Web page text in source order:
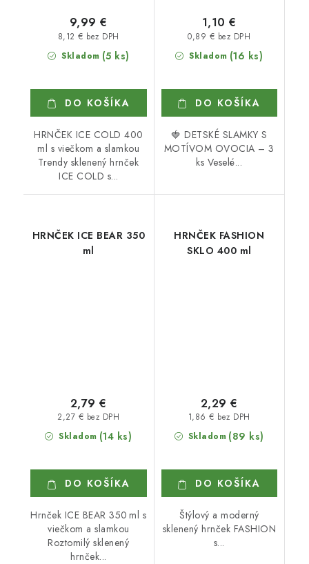
Skladom (5 ks)
8,12 € bez DPH
9,99 €
DO KOŠÍKA
HRNČEK ICE COLD 400
ml s viečkom a slamkou
Trendy sklenený hrnček
ICE COLD s...
Skladom (16 ks)
0,89 € bez DPH
1,10 €
DO KOŠÍKA
🍓 DETSKÉ SLAMKY S
MOTÍVOM OVOCIA – 3
ks Veselé...
HRNČEK ICE BEAR 350
ml
Skladom (14 ks)
2,27 € bez DPH
2,79 €
DO KOŠÍKA
Hrnček ICE BEAR 350 ml s
viečkom a slamkou
Roztomilý sklenený
hrnček...
HRNČEK FASHION
SKLO 400 ml
Skladom (89 ks)
1,86 € bez DPH
2,29 €
DO KOŠÍKA
Štýlový a moderný
sklenený hrnček FASHION
s...